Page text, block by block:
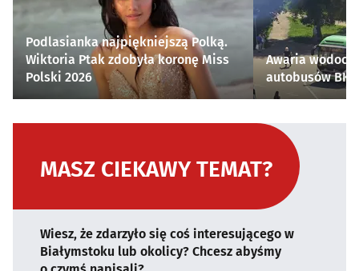
Podlasianka najpiękniejszą Polką.
Wiktoria Ptak zdobyła koronę Miss
Polski 2026
Awaria
autobusów
MASZ CIEKAWY TEMAT?
Wiesz, że zdarzyło się coś interesującego w
Białymstoku lub okolicy? Chcesz abyśmy